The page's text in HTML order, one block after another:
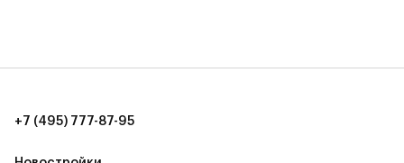
+7 (495) 777-87-95